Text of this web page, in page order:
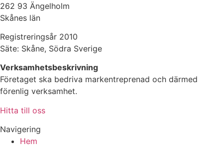
262 93 Ängelholm
Skånes län
Registreringsår 2010
Säte: Skåne, Södra Sverige
Verksamhetsbeskrivning
Företaget ska bedriva markentreprenad och därmed
förenlig verksamhet.
Hitta till oss
Navigering
Hem